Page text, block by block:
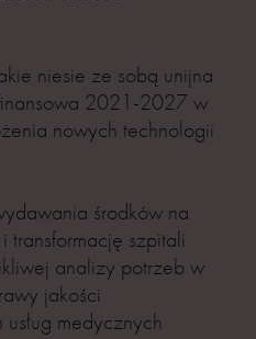
niesie ze sobą unijna
2021-2027 w
nowych technologii
środków na
transformację szpitali
analizy potrzeb w
jakości
medycznych